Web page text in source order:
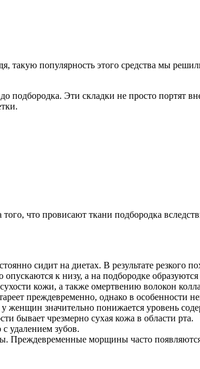
такую популярность этого средства мы
подбородка. Эти складки не просто портят
что провисают ткани подбородка
сидит на диетах. В результате резкого
к низу, а на подбородке
кожи, а также омертвению волокон
преждевременно, однако в особенности
значительно понижается уровень
бывает чрезмерно сухая кожа в области рта.
удалением зубов.
Преждевременные морщины часто